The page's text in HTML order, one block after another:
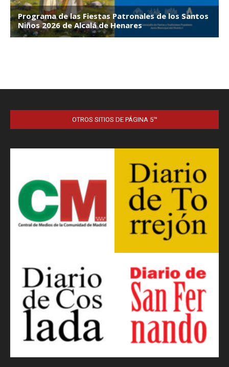
OTROS SITIOS DE PÁGINA 5™